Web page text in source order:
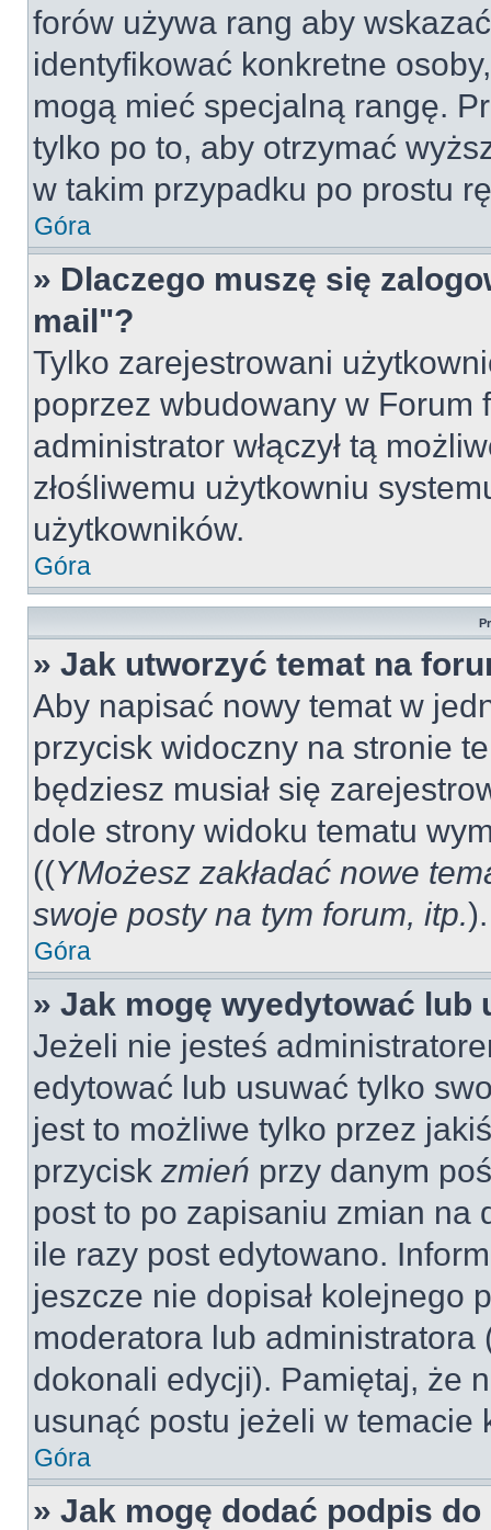
forów używa rang aby
identyfikować konkretne
mogą mieć specjalną rangę.
tylko po to, aby otrzymać
w takim przypadku po prostu
Góra
» Dlaczego muszę się
mail"?
Tylko zarejestrowani
poprzez wbudowany w Forum
administrator włączył tą
złośliwemu użytkowniu
użytkowników.
Góra
» Jak utworzyć temat na
Aby napisać nowy temat w
przycisk widoczny na stronie
będziesz musiał się
dole strony widoku tematu
((YMożesz zakładać nowe
swoje posty na tym forum, itp.).
Góra
» Jak mogę wyedytować lub
Jeżeli nie jesteś
edytować lub usuwać tylko
jest to możliwe tylko przez
przycisk zmień przy danym
post to po zapisaniu zmian na
ile razy post edytowano.
jeszcze nie dopisał kolejnego
moderatora lub
dokonali edycji). Pamiętaj, że
usunąć postu jeżeli w temacie
Góra
» Jak mogę dodać podpis